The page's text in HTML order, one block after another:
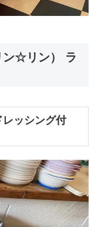
ン☆リン） ラ
ッシング付